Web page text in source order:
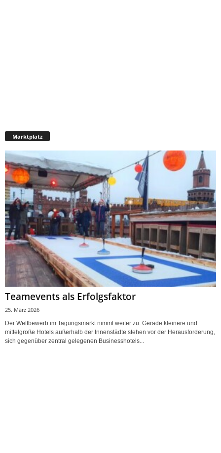
Marktplatz
Teamevents als Erfolgsfaktor
25. März 2026
Der Wettbewerb im Tagungsmarkt nimmt weiter zu. Gerade kleinere und
mittelgroße Hotels außerhalb der Innenstädte stehen vor der Herausforderung,
sich gegenüber zentral gelegenen Businesshotels...